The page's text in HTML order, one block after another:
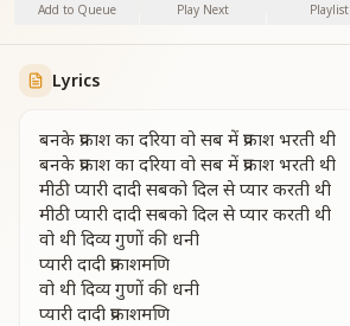
Add to Queue Play Next Playlist
Lyrics
बनके प्रकाश का दरिया वो सब में प्रकाश भरती थी
बनके प्रकाश का दरिया वो सब में प्रकाश भरती थी
मीठी प्यारी दादी सबको दिल से प्यार करती थी
मीठी प्यारी दादी सबको दिल से प्यार करती थी
वो थी दिव्य गुणों की धनी
प्यारी दादी प्रकाशमणि
वो थी दिव्य गुणों की धनी
प्यारी दादी प्रकाशमणि